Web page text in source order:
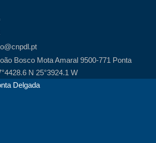
Bosco Mota Amaral 9500-771 Ponta
N 25°3924.1 W
Delgada